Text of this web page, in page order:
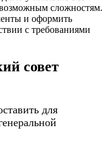
сложностям.
и оформить
с требованиями
совет
для